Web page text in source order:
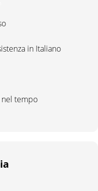
in Italiano
tempo